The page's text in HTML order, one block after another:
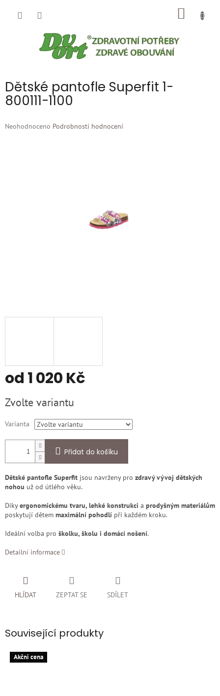
Dětské pantofle Superfit 1-
800111-1100
Průměrné
Neohodnoceno Podrobnosti hodnocení
od 1 020 Kč
cena:
Zvolte variantu
Varianta
Přidat do košíku
Dětské pantofle Superfit jsou navrženy pro zdravý vývoj dětských
nohou už od útlého věku.
Díkyergonomickému tvaru, lehké konstrukci a prodyšným materiálům
poskytují dětem maximální pohodlí při každém kroku.
Ideální volba pro školku, školu i domácí nošení.
Detailní informace
ZEPTAT SE
HLÍDAT SDÍLET
Související produkty
Akčni cena